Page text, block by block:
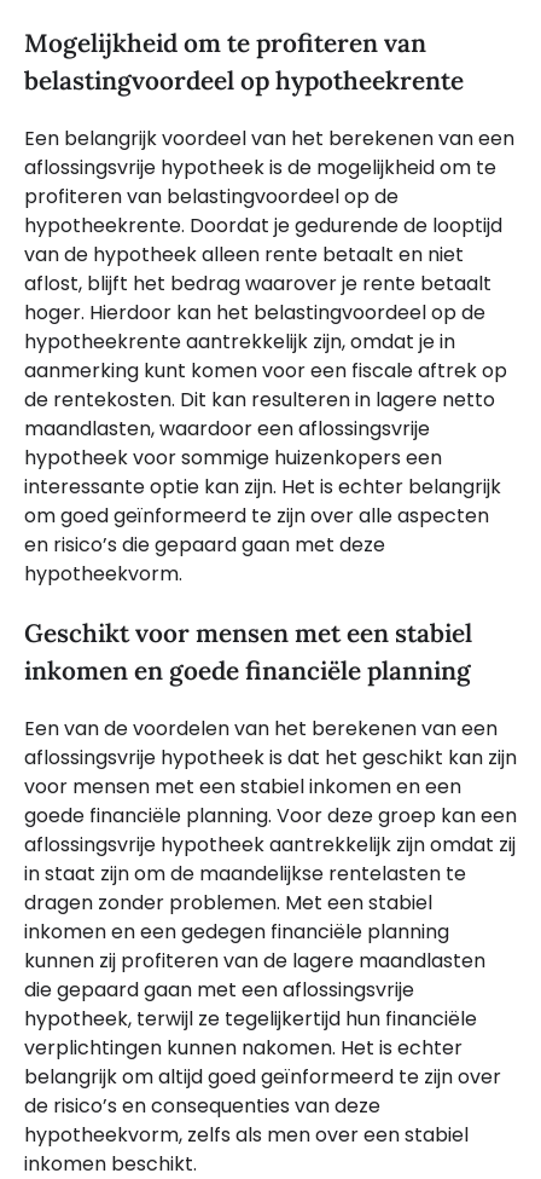
Mogelijkheid om te profiteren van
belastingvoordeel op hypotheekrente
Een belangrijk voordeel van het berekenen van een
aflossingsvrije hypotheek is de mogelijkheid om te
profiteren van belastingvoordeel op de
hypotheekrente. Doordat je gedurende de looptijd
van de hypotheek alleen rente betaalt en niet
aflost, blijft het bedrag waarover je rente betaalt
hoger. Hierdoor kan het belastingvoordeel op de
hypotheekrente aantrekkelijk zijn, omdat je in
aanmerking kunt komen voor een fiscale aftrek op
de rentekosten. Dit kan resulteren in lagere netto
maandlasten, waardoor een aflossingsvrije
hypotheek voor sommige huizenkopers een
interessante optie kan zijn. Het is echter belangrijk
om goed geïnformeerd te zijn over alle aspecten
en risico’s die gepaard gaan met deze
hypotheekvorm.
Geschikt voor mensen met een stabiel
inkomen en goede financiële planning
Een van de voordelen van het berekenen van een
aflossingsvrije hypotheek is dat het geschikt kan zijn
voor mensen met een stabiel inkomen en een
goede financiële planning. Voor deze groep kan een
aflossingsvrije hypotheek aantrekkelijk zijn omdat zij
in staat zijn om de maandelijkse rentelasten te
dragen zonder problemen. Met een stabiel
inkomen en een gedegen financiële planning
kunnen zij profiteren van de lagere maandlasten
die gepaard gaan met een aflossingsvrije
hypotheek, terwijl ze tegelijkertijd hun financiële
verplichtingen kunnen nakomen. Het is echter
belangrijk om altijd goed geïnformeerd te zijn over
de risico’s en consequenties van deze
hypotheekvorm, zelfs als men over een stabiel
inkomen beschikt.